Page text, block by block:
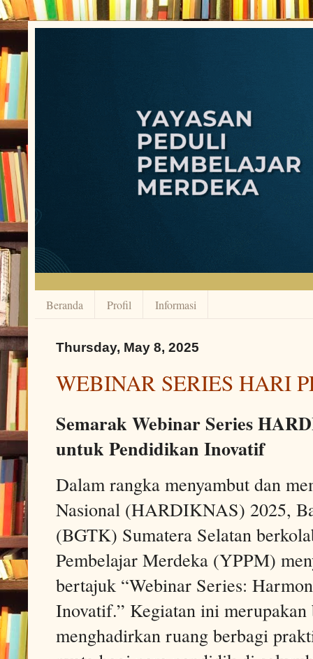
Beranda Profil Informasi
Thursday, May 8, 2025
WEBINAR SERIES HARI
Semarak Webinar Series
untuk Pendidikan Inovatif
Dalam rangka menyambut dan
Nasional (HARDIKNAS) 2025,
(BGTK) Sumatera Selatan
Pembelajar Merdeka (YPPM)
bertajuk “Webinar Series:
Inovatif.” Kegiatan ini
menghadirkan ruang berbagi